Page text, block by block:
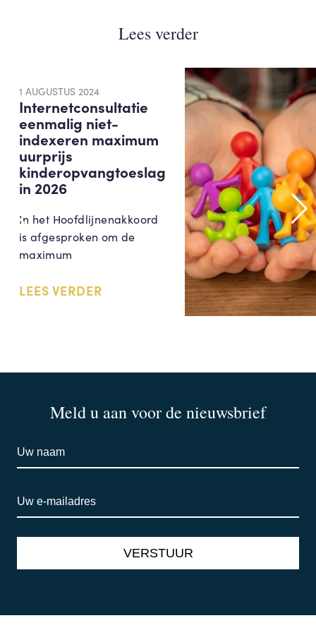
Lees verder
1 AUGUSTUS 2024
Internetconsultatie
eenmalig niet-
indexeren maximum
uurprijs
kinderopvangtoeslag
in 2026
In het Hoofdlijnenakkoord
is afgesproken om de
maximum
LEES VERDER
Meld u aan voor de nieuwsbrief